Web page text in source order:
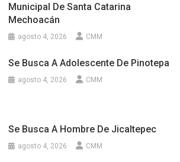
Municipal De Santa Catarina
Mechoacán
agosto 4, 2026 CMM
Se Busca A Adolescente De Pinotepa
agosto 4, 2026 CMM
Se Busca A Hombre De Jicaltepec
agosto 4, 2026 CMM